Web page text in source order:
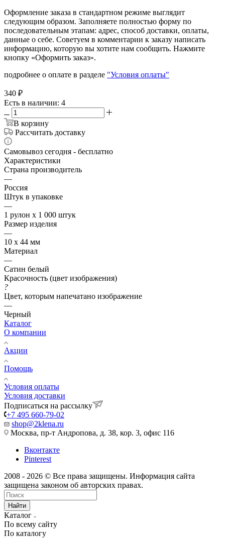
Оформление заказа в стандартном режиме выглядит
следующим образом. Заполняете полностью форму по
последовательным этапам: адрес, способ доставки, оплаты,
данные о себе. Советуем в комментарии к заказу написать
информацию, которую вы хотите нам сообщить. Нажмите
кнопку «Оформить заказ».
подробнее о оплате в разделе "Условия оплаты"
340 ₽
Есть в наличии: 4
В корзину
Рассчитать доставку
Самовывоз сегодня - бесплатно
Характеристики
Страна производитель
—
Россия
Штук в упаковке
—
1 рулон х 1 000 штук
Размер изделия
—
10 х 44 мм
Материал
—
Сатин белый
Красочность (цвет изображения)
?
Цвет, которым напечатано изображение
—
Черный
Каталог
О компании
Акции
Помощь
Условия оплаты
Условия доставки
Подписаться на рассылку
+7 495 660-79-02
shop@2klena.ru
Москва, пр-т Андропова, д. 38, кор. 3, офис 116
Вконтакте
Pinterest
2008 - 2026 © Все права защищены. Информация сайта
защищена законом об авторских правах.
Найти
Каталог
По всему сайту
По каталогу